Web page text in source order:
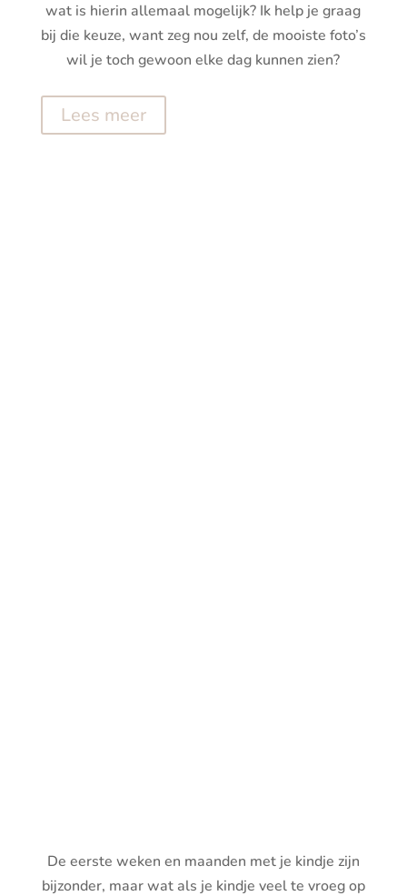
wat is hierin allemaal mogelijk? Ik help je graag
bij die keuze, want zeg nou zelf, de mooiste foto’s
wil je toch gewoon elke dag kunnen zien?
Lees meer
De eerste weken en maanden met je kindje zijn
bijzonder, maar wat als je kindje veel te vroeg op